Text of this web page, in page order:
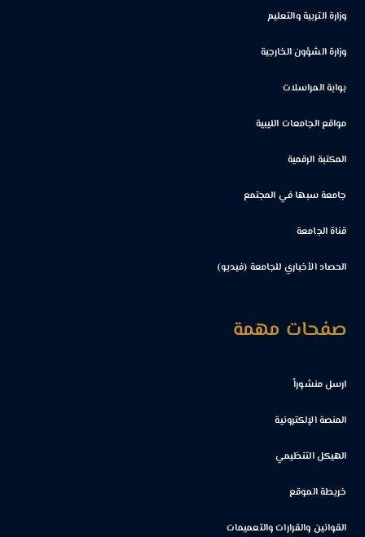
وزارة التربية والتعليم
وزارة الشؤون الخارجية
بوابة المراسلات
مواقع الجامعات الليبية
المكتبة الرقمية
جامعة سبها في المجتمع
قناة الجامعة
الحصاد الأخباري للجامعة (فيديو)
صفحات مهمة
ارسل منشوراً
المنصة الإلكترونية
الهيكل التنظيمي
خريطة الموقع
القوانين والقرارات والتعميمات